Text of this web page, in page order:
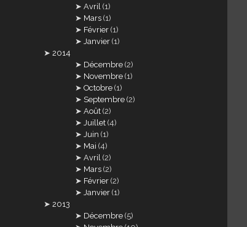
Avril (1)
Mars (1)
Février (1)
Janvier (1)
2014
Décembre (2)
Novembre (1)
Octobre (1)
Septembre (2)
Août (2)
Juillet (4)
Juin (1)
Mai (4)
Avril (2)
Mars (2)
Février (2)
Janvier (1)
2013
Décembre (5)